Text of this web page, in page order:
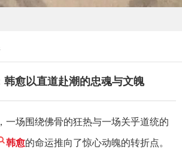
韩愈以直道赴潮的忠魂与文魄
一场围绕佛骨的狂热与一场关乎道统的
韩愈的命运推向了惊心动魄的转折点。